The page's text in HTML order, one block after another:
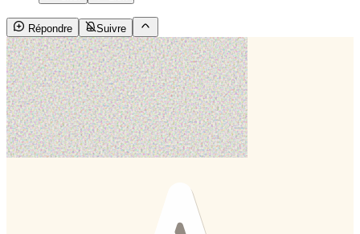
Répondre Suivre